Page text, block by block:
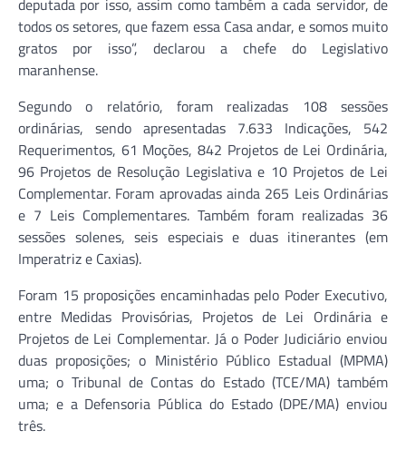
deputada por isso, assim como também a cada servidor, de
todos os setores, que fazem essa Casa andar, e somos muito
gratos por isso”, declarou a chefe do Legislativo
maranhense.
Segundo o relatório, foram realizadas 108 sessões
ordinárias, sendo apresentadas 7.633 Indicações, 542
Requerimentos, 61 Moções, 842 Projetos de Lei Ordinária,
96 Projetos de Resolução Legislativa e 10 Projetos de Lei
Complementar. Foram aprovadas ainda 265 Leis Ordinárias
e 7 Leis Complementares. Também foram realizadas 36
sessões solenes, seis especiais e duas itinerantes (em
Imperatriz e Caxias).
Foram 15 proposições encaminhadas pelo Poder Executivo,
entre Medidas Provisórias, Projetos de Lei Ordinária e
Projetos de Lei Complementar. Já o Poder Judiciário enviou
duas proposições; o Ministério Público Estadual (MPMA)
uma; o Tribunal de Contas do Estado (TCE/MA) também
uma; e a Defensoria Pública do Estado (DPE/MA) enviou
três.